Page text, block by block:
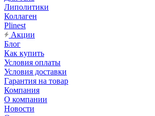
Липолитики
Коллаген
Plinest
Акции
Блог
Как купить
Условия оплаты
Условия доставки
Гарантия на товар
Компания
О компании
Новости